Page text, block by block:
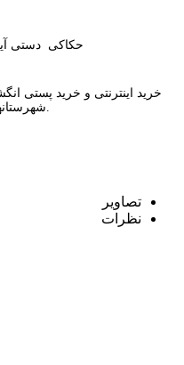
حکاکی دستی
خرید اینترنتی و خرید پستی
شهرستانها 2 روزه و در تهران ارسال با پیک.
تصاوير
نظرات